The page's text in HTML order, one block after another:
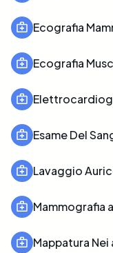
Ecografia
Ecografia
Esame Del
Lavaggio
Mammografia
Mappatura Nei